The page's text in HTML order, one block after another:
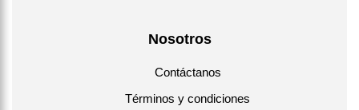
Nosotros
Contáctanos
Términos y condiciones